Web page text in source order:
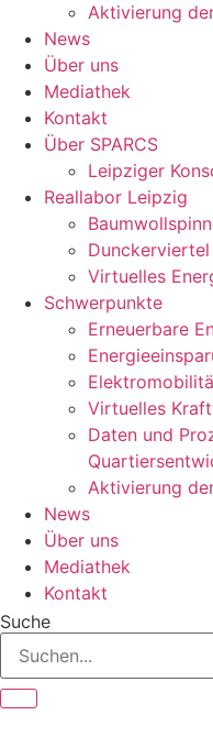
Aktivierung
News
Über uns
Mediathek
Kontakt
Über SPARCS
Leipziger
Reallabor Leipzig
Dunckerviertel
Virtuelles
Schwerpunkte
Erneuerbare
Virtuelles
Daten und
Aktivierung
News
Über uns
Mediathek
Kontakt
Suche